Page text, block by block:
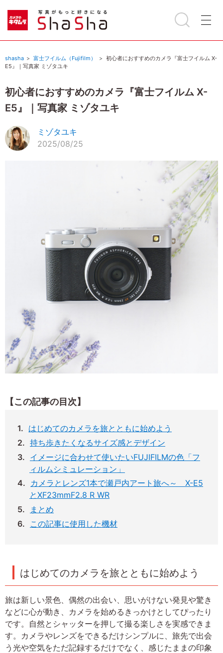
shasha 富士フイルム（Fujifilm）
初心者におすすめのカメラ『富士フイルム X-
E5』｜写真家 ミゾタユキ
初心者におすすめのカメラ『富士フイルム X-
E5』｜写真家 ミゾタユキ
ミゾタユキ
2025/08/25
【この記事の目次】
はじめてのカメラを旅とともに始めよう
持ち歩きたくなるサイズ感とデザイン
イメージに合わせて使いたいFUJIFILMの色「フ
ィルムシミュレーション」
カメラとレンズ1本で瀬戸内アート旅へ～ X-E5
とXF23mmF2.8 R WR
まとめ
この記事に使用した機材
はじめてのカメラを旅とともに始めよう
旅は新しい景色、偶然の出会い、思いがけない発見や驚き
などに心が動き、カメラを始めるきっかけとしてぴったり
です。自然とシャッターを押して撮る楽しさを実感できま
す。カメラやレンズをできるだけシンプルに、旅先で出会
う光や空気をただ記録するだけでなく、感じたままの印象